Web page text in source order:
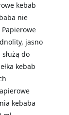
kebab
nie
Papierowe
jasno
do
kebab
kebaba